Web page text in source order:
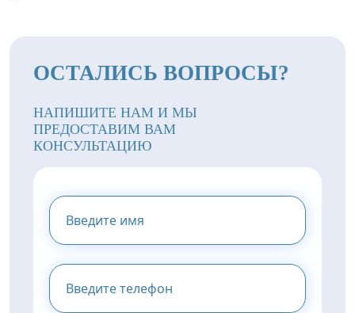
ОСТАЛИСЬ ВОПРОСЫ?
НАПИШИТЕ НАМ И МЫ
ПРЕДОСТАВИМ ВАМ
КОНСУЛЬТАЦИЮ